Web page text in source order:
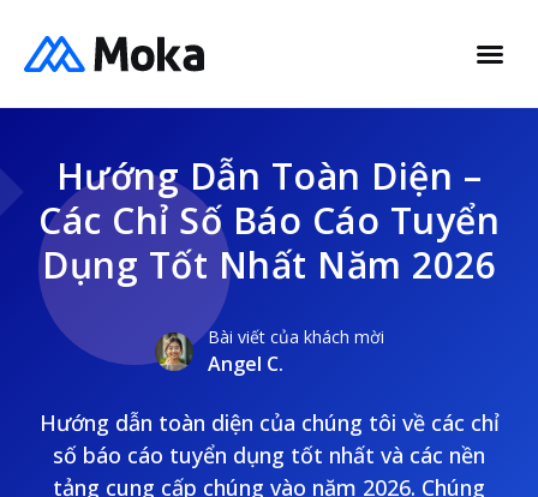
Hướng Dẫn Toàn Diện –
Các Chỉ Số Báo Cáo Tuyển
Dụng Tốt Nhất Năm 2026
Bài viết của khách mời
Angel C.
Hướng dẫn toàn diện của chúng tôi về các chỉ
số báo cáo tuyển dụng tốt nhất và các nền
tảng cung cấp chúng vào năm 2026. Chúng